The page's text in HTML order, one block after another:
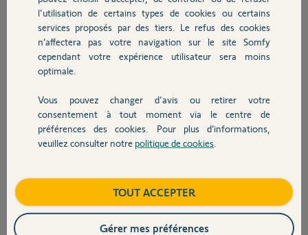
Autres produits
Devis avec un pro
Contact
Michel
il y a plus de 2 ans
Participer au fil de discussion
Réponses
Aucun des 4 vérins ne porte la même réf ? Je vois 4 réf différentes.
C'est quoi qu'il vous faut selon votre installation actuelle, un long ou un
court ? De quel année est-il ?
l'utilisation de certains types de cookies ou certains
services proposés par des tiers. Le refus des cookies
n’affectera pas votre navigation sur le site Somfy
cependant votre expérience utilisateur sera moins
optimale.
Vous pouvez changer d'avis ou retirer votre
consentement à tout moment via le centre de
préférences des cookies. Pour plus d’informations,
veuillez consulter notre politique de cookies
TOUT ACCEPTER
Gérer mes préférences